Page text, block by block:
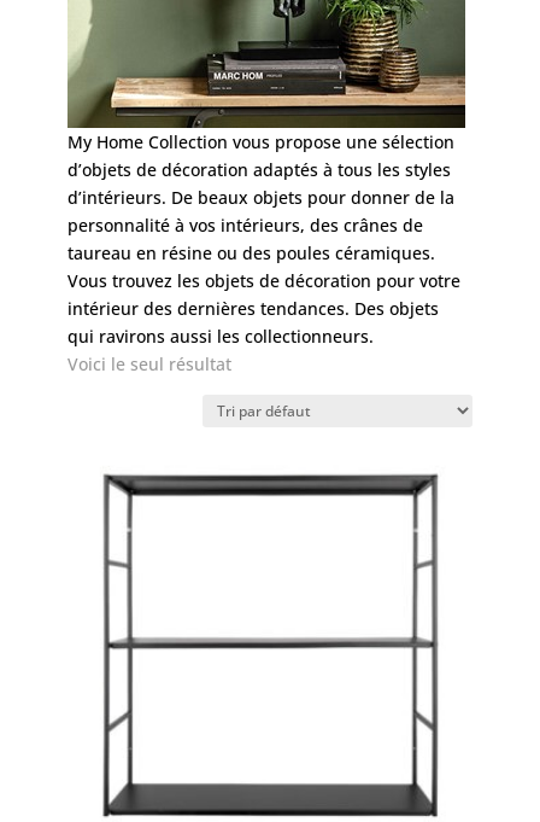
My Home Collection vous propose une sélection
d’objets de décoration adaptés à tous les styles
d’intérieurs. De beaux objets pour donner de la
personnalité à vos intérieurs, des crânes de
taureau en résine ou des poules céramiques.
Vous trouvez les objets de décoration pour votre
intérieur des dernières tendances. Des objets
qui ravirons aussi les collectionneurs.
Voici le seul résultat